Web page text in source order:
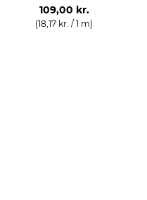
109,00 kr.
(18,17 kr. / 1 m)